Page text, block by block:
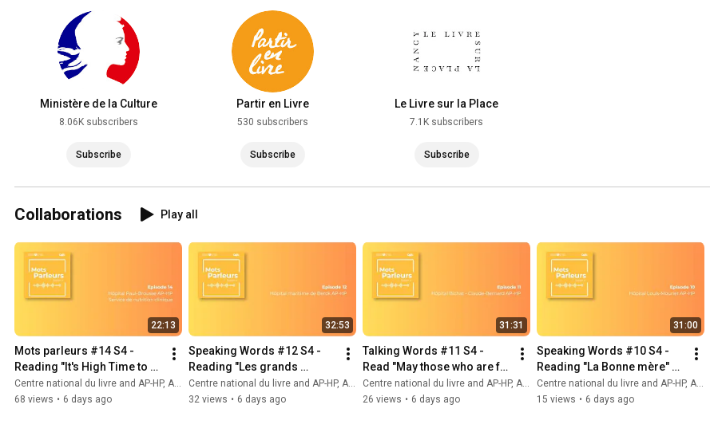
Ministère de la Culture
8.06K subscribers
Subscribe
Partir en Livre
530 subscribers
Subscribe
Le Livre sur la Place
7.1K subscribers
Subscribe
Collaborations Play all
22:13
Mots parleurs #14 S4 -
Reading "It's High Time to
Rekindle the Stars" at Paul-
Brousse Hospital
Centre national du livre and AP-HP, Assistance Publique - Hôpitaux de Paris
68 views • 6 days ago
32:53
Speaking Words #12 S4 -
Reading "Les grands
espaces" at the Berck AP-HP
Maritime Hospital
Centre national du livre and AP-HP, Assistance Publique - Hôpitaux de Paris
32 views • 6 days ago
31:31
Talking Words #11 S4 -
Read "May those who are far
away return" at Bichat
Hospital AP-HP
Centre national du livre and AP-HP, Assistance Publique - Hôpitaux de Paris
26 views • 6 days ago
31:00
Speaking Words #10 S4 -
Reading "La Bonne mère" at
Louis-Mourier Hospital AP-
HP
Centre national du livre and AP-HP, Assistance Publique - Hôpitaux de Paris
15 views • 6 days ago